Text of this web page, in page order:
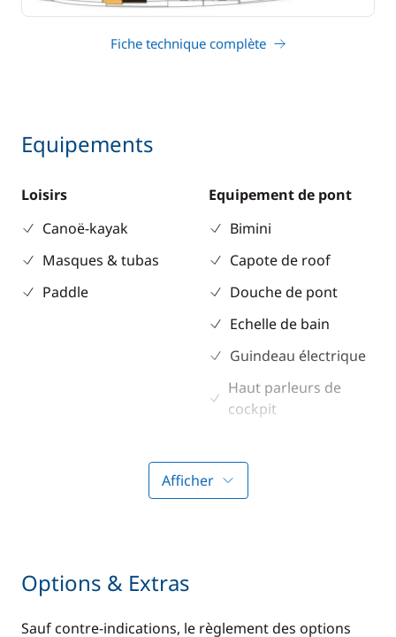
Fiche technique complète
Equipements
Loisirs
Canoë-kayak
Masques & tubas
Paddle
Equipement de pont
Bimini
Capote de roof
Douche de pont
Echelle de bain
Guindeau électrique
Haut parleurs de
cockpit
Winch électrique
Convertisseur 220V
GPS
sécurité
Afficher
Options & Extras
Sauf contre-indications, le règlement des options